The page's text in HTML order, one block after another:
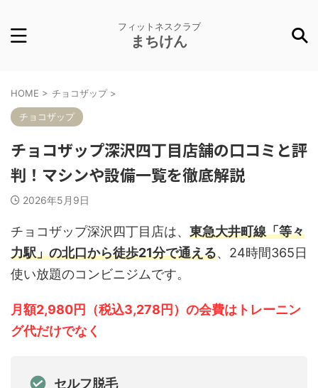
フィットネスクラブ
まちけん
HOME > チョコザップ >
チョコザップ
チョコザップ深沢四丁目店舗の口コミと評
判！マシンや設備一覧を徹底解説
2026年5月9日
チョコザップ深沢四丁目店は、 東急大井町線「等々
力駅」の北口から徒歩21分で通える、24時間365日
使い放題のコンビニジムです。
月額2,980円（税込3,278円）の会費はトレーニン
グ代だけでなく
セルフ脱毛